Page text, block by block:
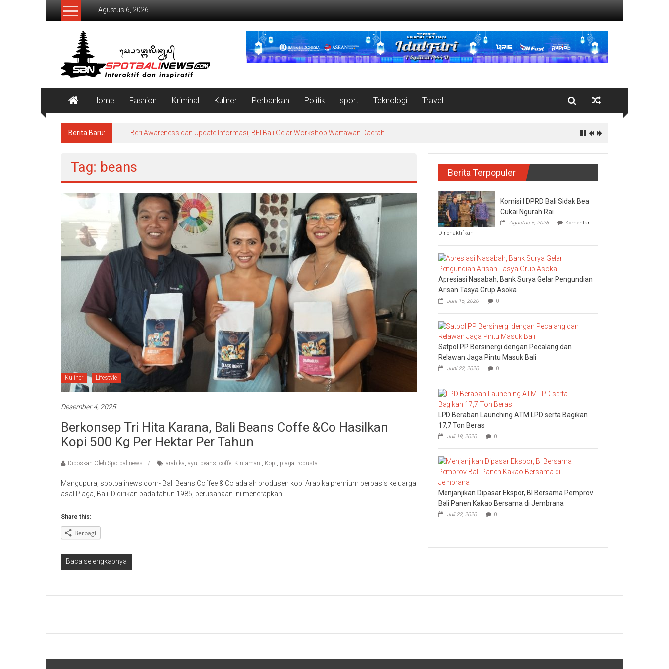
Lompat
Agustus 6, 2026
SpotBaliNews
Home Fashion Kriminal Kuliner Perbankan Politik sport Teknologi Travel
Berita Baru: Beri Awareness dan Update Informasi, BEI Bali Gelar Workshop Wartawan Daerah
Tag: beans
Kuliner Lifestyle
Desember 4, 2025
Berkonsep Tri Hita Karana, Bali Beans Coffe &Co Hasilkan
Kopi 500 Kg Per Hektar Per Tahun
Diposkan Oleh:Spotbalinews arabika, ayu, beans, coffe, Kintamani, Kopi, plaga, robusta
Mangupura, spotbalinews.com- Bali Beans Coffee & Co adalah produsen kopi Arabika premium berbasis keluarga
asal Plaga, Bali. Didirikan pada tahun 1985, perusahaan ini menerapkan
Share this:
Berbagi
Baca selengkapnya
Berita Terpopuler
Komisi I DPRD Bali Sidak Bea
Cukai Ngurah Rai
Agustus 5, 2026
Komentar
Dinonaktifkan
I
DPRD
Bali
Sidak
Bea
Cukai
Ngurah
Rai
Apresiasi Nasabah, Bank Surya Gelar Pengundian
Arisan Tasya Grup Asoka
Juni 15, 2020 0
Satpol PP Bersinergi dengan Pecalang dan
Relawan Jaga Pintu Masuk Bali
Juni 22, 2020 0
LPD Beraban Launching ATM LPD serta Bagikan
17,7 Ton Beras
Juli 19, 2020 0
Menjanjikan Dipasar Ekspor, BI Bersama Pemprov
Bali Panen Kakao Bersama di Jembrana
Juli 22, 2020 0